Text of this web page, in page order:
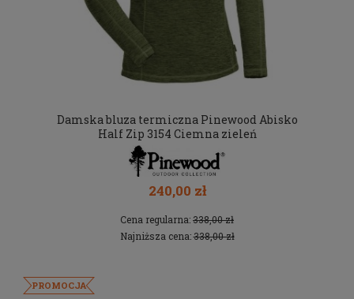
Damska bluza termiczna Pinewood Abisko
Half Zip 3154 Ciemna zieleń
240,00 zł
Cena regularna:338,00 zł
Najniższa cena:338,00 zł
PROMOCJA